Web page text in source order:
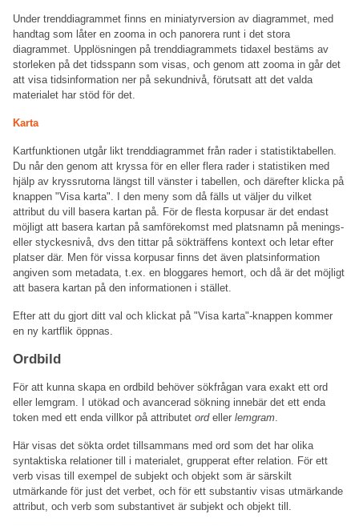
Under trenddiagrammet finns en miniatyrversion av diagrammet, med
handtag som låter en zooma in och panorera runt i det stora
diagrammet. Upplösningen på trenddiagrammets tidaxel bestäms av
storleken på det tidsspann som visas, och genom att zooma in går det
att visa tidsinformation ner på sekundnivå, förutsatt att det valda
materialet har stöd för det.
Karta
Kartfunktionen utgår likt trenddiagrammet från rader i statistiktabellen.
Du når den genom att kryssa för en eller flera rader i statistiken med
hjälp av kryssrutorna längst till vänster i tabellen, och därefter klicka på
knappen "Visa karta". I den meny som då fälls ut väljer du vilket
attribut du vill basera kartan på. För de flesta korpusar är det endast
möjligt att basera kartan på samförekomst med platsnamn på menings-
eller styckesnivå, dvs den tittar på sökträffens kontext och letar efter
platser där. Men för vissa korpusar finns det även platsinformation
angiven som metadata, t.ex. en bloggares hemort, och då är det möjligt
att basera kartan på den informationen i stället.
Efter att du gjort ditt val och klickat på "Visa karta"-knappen kommer
en ny kartflik öppnas.
Ordbild
För att kunna skapa en ordbild behöver sökfrågan vara exakt ett ord
eller lemgram. I utökad och avancerad sökning innebär det ett enda
token med ett enda villkor på attributet ordeller lemgram
Här visas det sökta ordet tillsammans med ord som det har olika
syntaktiska relationer till i materialet, grupperat efter relation. För ett
verb visas till exempel de subjekt och objekt som är särskilt
utmärkande för just det verbet, och för ett substantiv visas utmärkande
attribut, och verb som substantivet är subjekt och objekt till.